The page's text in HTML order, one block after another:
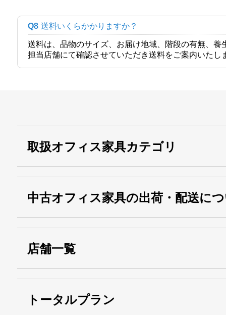
Q8 送料いくらかかりますか？
送料は、品物のサイズ、お届け地域、階段の有無、
担当店舗にて確認させていただき送料をご案内いたし
取扱オフィス家具カテゴリ
中古オフィス家具の出荷・配送に
店舗一覧
トータルプラン